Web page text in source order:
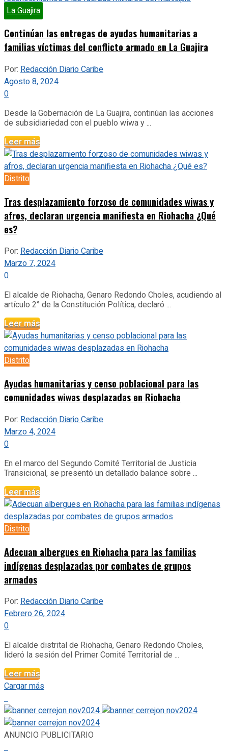
La Guajira
Continúan las entregas de ayudas humanitarias a
familias víctimas del conflicto armado en La Guajira
Por: Redacción Diario Caribe
Agosto 8, 2024
0
Desde la Gobernación de La Guajira, continúan las acciones
de subsidiariedad con el pueblo wiwa y ...
Leer más
Distrito
Tras desplazamiento forzoso de comunidades wiwas y
afros, declaran urgencia manifiesta en Riohacha ¿Qué
es?
Por: Redacción Diario Caribe
Marzo 7, 2024
0
El alcalde de Riohacha, Genaro Redondo Choles, acudiendo al
artículo 2° de la Constitución Política, declaró ...
Leer más
Distrito
Ayudas humanitarias y censo poblacional para las
comunidades wiwas desplazadas en Riohacha
Por: Redacción Diario Caribe
Marzo 4, 2024
0
En el marco del Segundo Comité Territorial de Justicia
Transicional, se presentó un detallado balance sobre ...
Leer más
Distrito
Adecuan albergues en Riohacha para las familias
indígenas desplazadas por combates de grupos
armados
Por: Redacción Diario Caribe
Febrero 26, 2024
0
El alcalde distrital de Riohacha, Genaro Redondo Choles,
lideró la sesión del Primer Comité Territorial de ...
Leer más
Cargar más
ANUNCIO PUBLICITARIO